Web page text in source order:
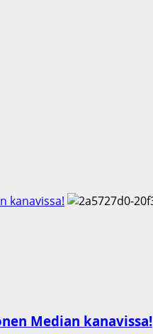
kanavissa!
Median kanavissa!